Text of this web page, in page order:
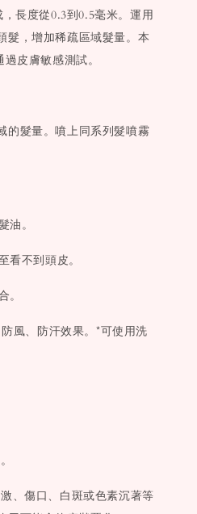
長度從0.3到0.5毫米。運用
髮，增加稀疏區域髮量。本
皮膚敏感測試。
的髮量。噴上同系列髮噴霧
油。
不到頭皮。
風、防汗效果。*可使用洗
、傷口、白斑或色素沉著等